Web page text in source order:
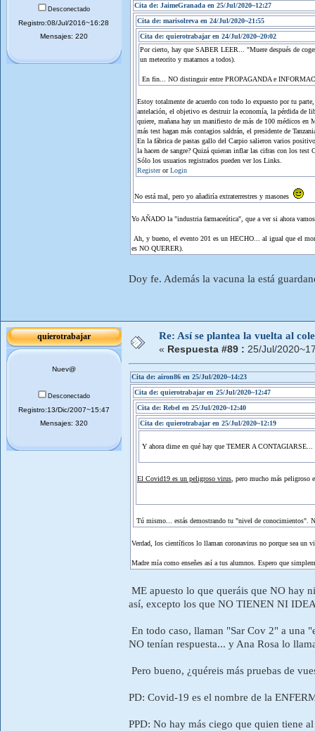
Desconectado
Registro:08/Jul/2016~16:28
Mensajes: 220
Cita de: JaimeGranada en 25/Jul/2020~12:27
Cita de: marisolreva en 24/Jul/2020~21:55
Cita de: quierotrabajar en 24/Jul/2020~20:02
Por cierto, hay que SABER LEER... "Muere después de
un meteorito y matarnos a todos).
En fin... NO distinguir entre PROPAGANDA e
Estoy totalmente de acuerdo con todo lo expuesto por tu
antelación, el objetivo es destruir la economía, la pérdida de
quiere, mañana hay un manifiesto de más de 100 médicos
más test hagan más contagios saldrán, el presidente de
En la fábrica de pastas gallo del Carpio salieron varios
la hacen de sangre? Quizá quieran inflar las cifras con los test
Sólo los usuarios registrados pueden ver los Links.
RegisterorLogin
No está mal, pero yo añadiría extraterrestres y masones
Yo AÑADO la "industria farmaceútica", que a ver si ahora
Ah, y bueno, el evento 201 es un HECHO... al igual que el
es NO QUERER).
Doy fe. Además la vacuna la está
quierotrabajar
Nuev@
Desconectado
Registro:13/Dic/2007~15:47
Mensajes: 320
Re: Así se plantea la vuelta al
« Respuesta #89 : 25/Jul/
Cita de: airon86 en 25/Jul/2020~14:23
Cita de: quierotrabajar en 25/Jul/2020~12:47
Cita de: Rebel en 25/Jul/2020~12:40
Cita de: quierotrabajar en 25/Jul/2020~12:19
Y ahora dime en qué hay que TEMER A CONTAGIARSE...
El Covid19 es un peligroso virus , pero mucho más peligroso
Tú mismo... estás demostrando tu "nivel de conocimientos".
Verdad, los científicos lo llaman coronavirus no porque sea un
Madre mía como enseñes así a tus alumnos. Espero que
ME apuesto lo que queráis que NO hay
así, excepto los que NO TIENEN NI
En todo caso, llaman "Sar Cov 2" a una
NO tenían respuesta... y Ana Rosa lo
Pero bueno, ¿quéreis más pruebas de
PD: Covid-19 es el nombre de la
PPD: No hay más ciego que quien tiene